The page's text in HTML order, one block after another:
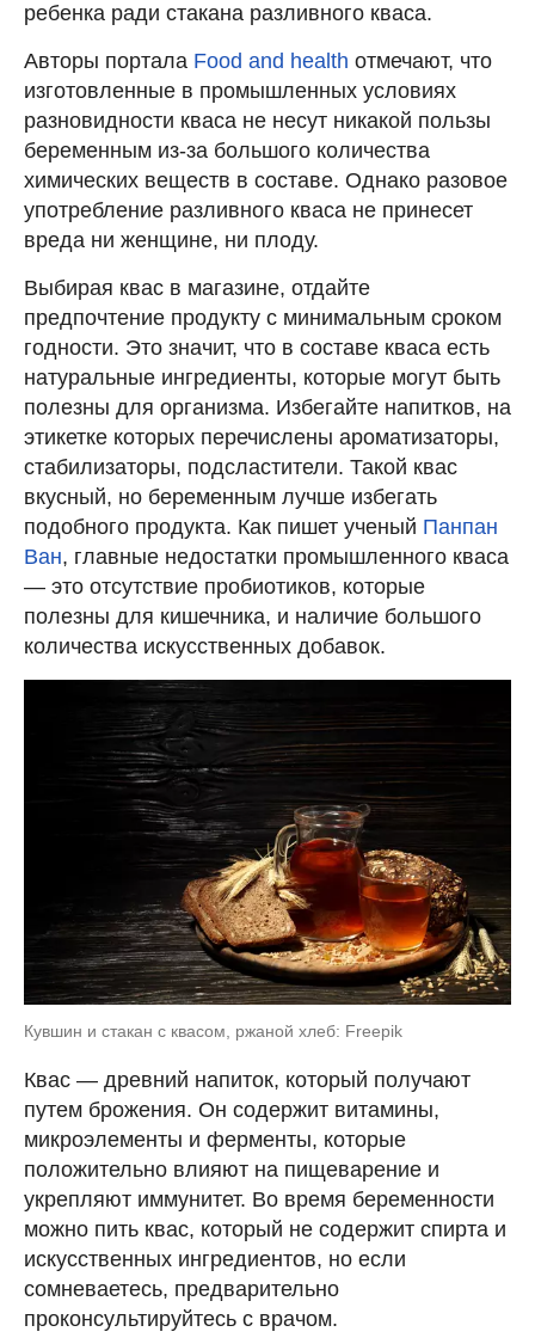
ребенка ради стакана разливного кваса.
Авторы портала Food and health отмечают, что
изготовленные в промышленных условиях
разновидности кваса не несут никакой пользы
беременным из-за большого количества
химических веществ в составе. Однако разовое
употребление разливного кваса не принесет
вреда ни женщине, ни плоду.
Выбирая квас в магазине, отдайте
предпочтение продукту с минимальным сроком
годности. Это значит, что в составе кваса есть
натуральные ингредиенты, которые могут быть
полезны для организма. Избегайте напитков, на
этикетке которых перечислены ароматизаторы,
стабилизаторы, подсластители. Такой квас
вкусный, но беременным лучше избегать
подобного продукта. Как пишет ученый Панпан
Ван, главные недостатки промышленного кваса
— это отсутствие пробиотиков, которые
полезны для кишечника, и наличие большого
количества искусственных добавок.
Кувшин и стакан с квасом, ржаной хлеб: Freepik
Квас — древний напиток, который получают
путем брожения. Он содержит витамины,
микроэлементы и ферменты, которые
положительно влияют на пищеварение и
укрепляют иммунитет. Во время беременности
можно пить квас, который не содержит спирта и
искусственных ингредиентов, но если
сомневаетесь, предварительно
проконсультируйтесь с врачом.